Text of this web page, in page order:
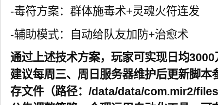
-毒符方案：群体施毒术+灵魂火符连发
-辅助模式：自动给队友加防+治愈术
通过上述技术方案，玩家可实现日均
建议每周三、周日服务器维护后更新脚本
存文件（路径：/data/data/com.mir2/